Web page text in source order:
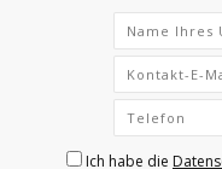
Ich habe die